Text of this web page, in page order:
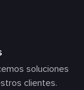
soluciones
clientes.